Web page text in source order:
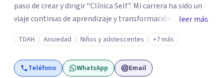
paso de crear y dirigir “Clínica Self”. Mi carrera ha sido un
viaje continuo de aprendizaje y transformación,
moldeado por másters, especializaciones y experiencias
que han reafirmado mi verdadera vocación: acompañar a
familias y adolescentes en sus momentos más cruciales,
guiándolos hacia relaciones más saludables y un
leer más
TDAH Ansiedad Niños y adolescentes +7 más
Teléfono WhatsApp Email